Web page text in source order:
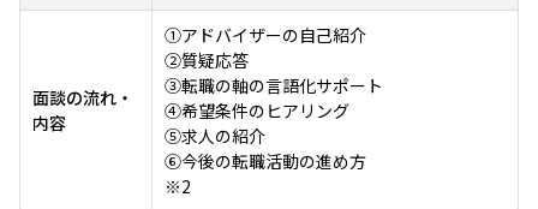
面談の流れ・
内容
①アドバイザーの自己紹介
②質疑応答
③転職の軸の言語化サポート
④希望条件のヒアリング
⑤求人の紹介
⑥今後の転職活動の進め方
※2